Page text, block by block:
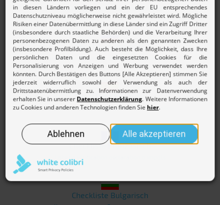
Checklist per la dichiarazione dei redditi
Checkliste Russisch
контрольный список налоговая декларация
Checkliste Spanisch
Lista de verificación declaración de impuestos
Checkliste Französisch
Checkliste Bulgarisch